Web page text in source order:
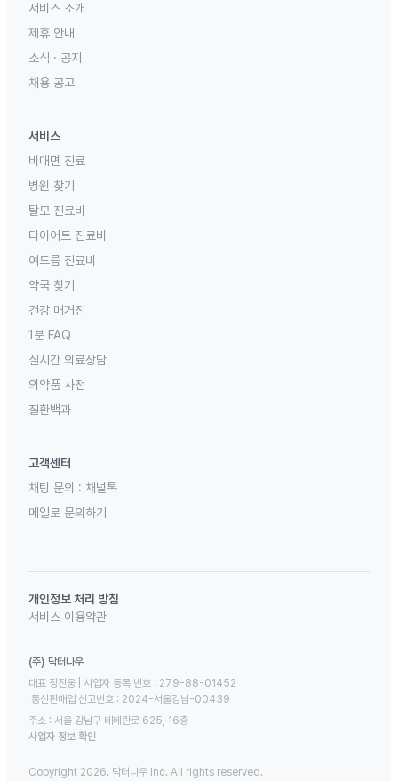
서비스 소개
제휴 안내
소식 · 공지
채용 공고
서비스
비대면 진료
병원 찾기
탈모 진료비
다이어트 진료비
여드름 진료비
약국 찾기
건강 매거진
1분 FAQ
실시간 의료상담
의약품 사전
질환백과
고객센터
채팅 문의 : 채널톡
메일로 문의하기
개인정보 처리 방침
서비스 이용약관
(주) 닥터나우
대표 정진웅 | 사업자 등록 번호 : 279-88-01452
통신판매업 신고번호 : 2024-서울강남-00439
주소 : 서울 강남구 테헤란로 625, 16층
사업자 정보 확인
Copyright 2026. 닥터나우 Inc. All rights reserved.